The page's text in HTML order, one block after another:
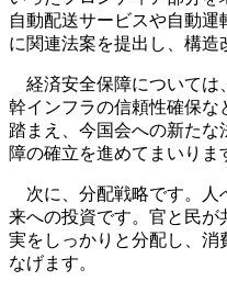
自動配送サービスや自動
に関連法案を提出し、構造
経済安全保障については
幹インフラの信頼性確保な
踏まえ、今国会への新た
障の確立を進めてまいりま
次に、分配戦略です。人
来への投資です。官と民
実をしっかりと分配し、消
なげます。